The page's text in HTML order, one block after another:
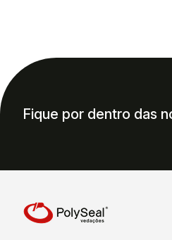
Fique por dentro das